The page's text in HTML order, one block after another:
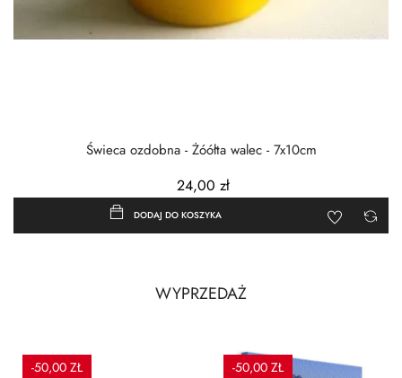
Świeca ozdobna - Żóółta walec - 7x10cm
24,00 zł
DODAJ DO KOSZYKA
WYPRZEDAŻ
-50,00 ZŁ -50,00 ZŁ